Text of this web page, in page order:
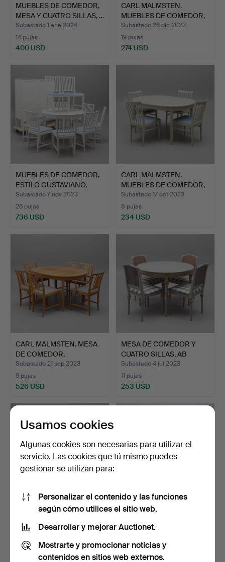
MUEBLES DE COMEDOR,
MESA Y CUATRO SILLAS, …
Subastado 1 ene 2024
14 pujas
400 USD
CARL MALMSTEN.
MUEBLES DE COMEDOR,
MESA Y …
Subastado 26 dic 2023
19 pujas
274 USD
MUEBLES DE COMEDOR,
ESTILO GUSTAVIANO,
GAB…
Subastado 7 nov 2023
26 pujas
736 USD
CARL MALMSTEN.
MUEBLES DE COMEDOR,
"HERRGÅ…
Subastado 17 oct 2023
8 pujas
234 USD
CARL MALMSTEN. MESA
DE COMEDOR,
"HERRGÅRDE…
Subastado 21 sep 2023
9 pujas
526 USD
MESA DE COMEDOR Y
CUATRO SILLAS, AB
NORDIS…
Subastado 4 jul 2023
11 pujas
253 USD
CARL MALMSTEN.
MUEBLES DE COMEDOR,
"HERRGÅ…
Subastado 1 jun 2023
8 pujas
316 USD
MUEBLES DE COMEDOR
ESTILO ROCOCO.
24 pujas
746 USD
Usamos cookies
Algunas cookies son necesarias para utilizar el
servicio. Las cookies que tú mismo puedes
gestionar se utilizan para:
Personalizar el contenido y las funciones
según cómo utilices el sitio web.
Desarrollar y mejorar Auctionet.
Mostrarte y promocionar noticias y
contenidos en sitios web externos.